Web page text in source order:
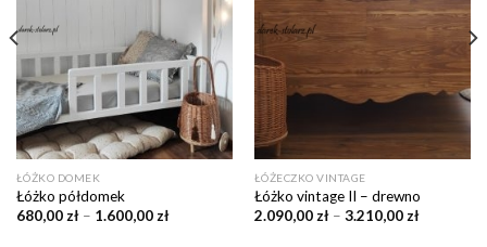
ŁÓŻKO DOMEK
Łóżko półdomek
680,00zł– 1.600,00zł
ŁÓŻECZKO VINTAGE
Łóżko vintage II – drewno
2.090,00zł– 3.210,00zł